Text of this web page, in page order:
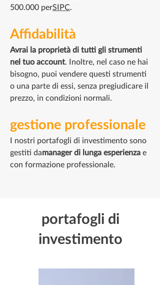
500.000 perSIPC.
Affidabilità
Avrai la proprietà di tutti gli strumenti
nel tuo account. Inoltre, nel caso ne hai
bisogno, puoi vendere questi strumenti
o una parte di essi, senza pregiudicare il
prezzo, in condizioni normali.
gestione professionale
I nostri portafogli di investimento sono
gestiti damanager di lunga esperienza e
con formazione professionale.
portafogli di
investimento